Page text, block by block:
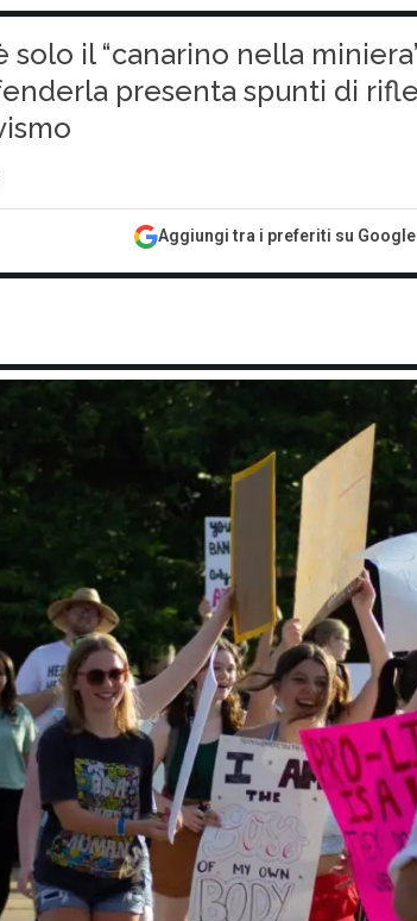
solo il “canarino nella
presenta spunti di
Aggiungi tra i preferiti su Google